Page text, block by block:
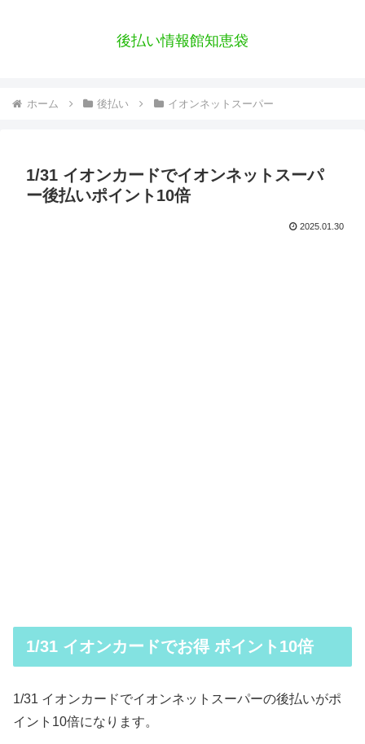
後払い情報館知恵袋
ホーム 後払い イオンネットスーパー
1/31 イオンカードでイオンネットスーパ
ー後払いポイント10倍
2025.01.30
1/31 イオンカードでお得 ポイント10倍
1/31 イオンカードでイオンネットスーパーの後払いがポ
イント10倍になります。